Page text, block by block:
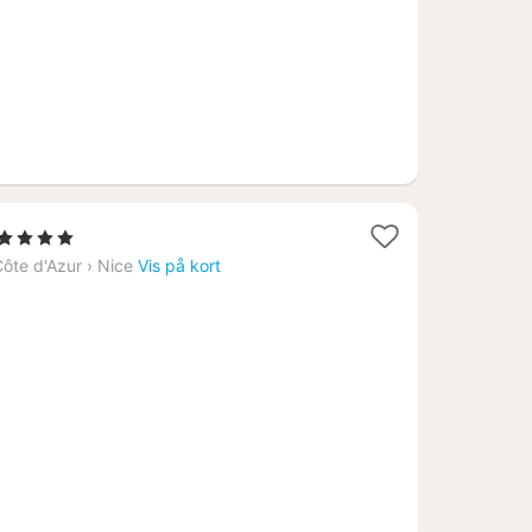
4 Stjerner
d'Azur › Nice Vis på kort